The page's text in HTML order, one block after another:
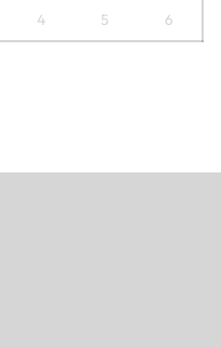
4 5 6